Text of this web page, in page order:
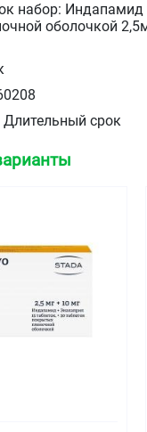
набор: Индапамид
оболочкой
Длительный срок